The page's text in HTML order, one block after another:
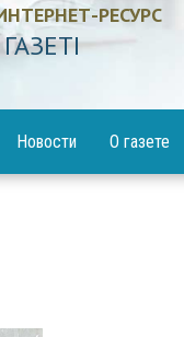
РЕСУРС
Новости
Образование
О газете